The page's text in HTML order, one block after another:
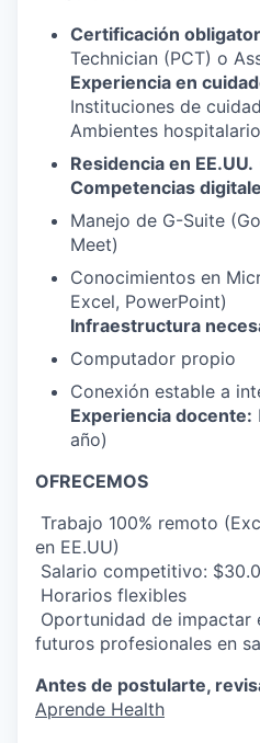
Certificación
Technician (PCT) o
Experiencia en
Instituciones de
Ambientes
Residencia en EE.UU.
Competencias
Manejo de G-Suite
Meet)
Conocimientos en
Excel, PowerPoint)
Infraestructura
Computador propio
Conexión estable a
Experiencia docente:
año)
OFRECEMOS
Trabajo 100% remoto (
en EE.UU)
Salario competitivo:
️ Horarios flexibles
Oportunidad de
futuros profesionales en
Antes de postularte,
Aprende Health